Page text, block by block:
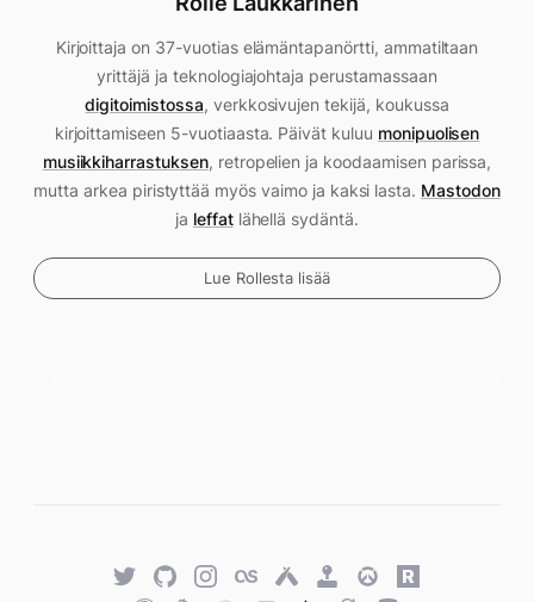
Kirjoittaja on 37-vuotias elämäntapanörtti, ammatiltaan
yrittäjä ja teknologiajohtaja perustamassaan
digitoimistossa, verkkosivujen tekijä, koukussa
kirjoittamiseen 5-vuotiaasta. Päivät kuluu monipuolisen
musiikkiharrastuksen, retropelien ja koodaamisen parissa,
mutta arkea piristyttää myös vaimo ja kaksi lasta. Mastodon
ja leffatlähellä sydäntä.
Lue Rollesta lisää
TwitterGitHubTwitterLast.fmUntappd
RetroOverwatch
Rawg.io